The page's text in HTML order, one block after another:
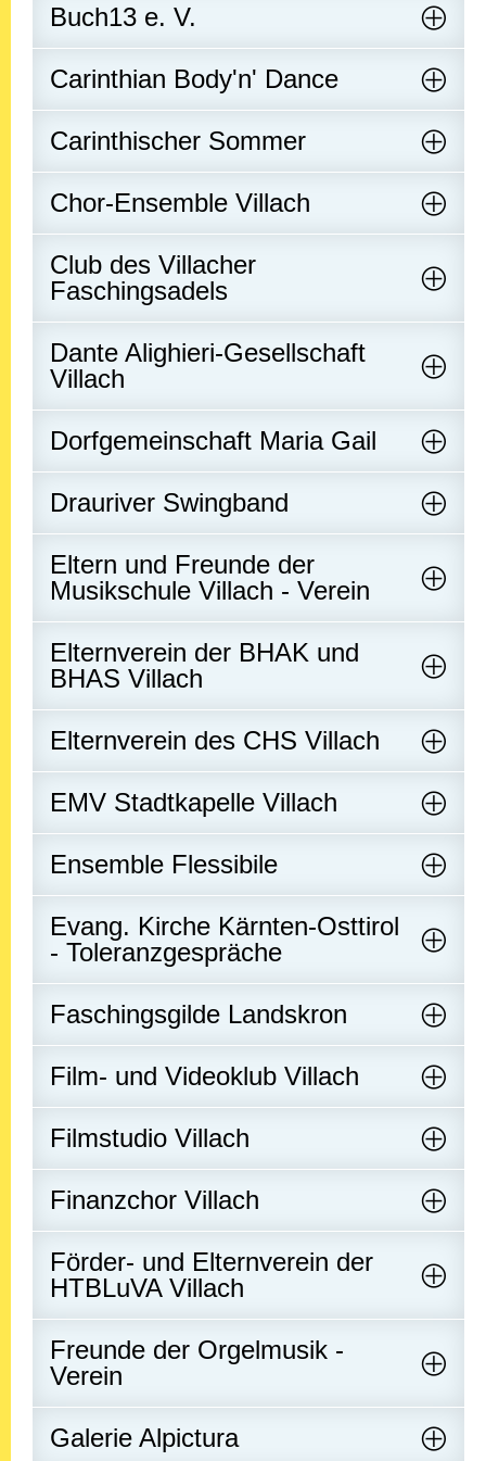
Buch13 e. V.
Carinthian Body'n' Dance
Carinthischer Sommer
Chor-Ensemble Villach
Club des Villacher
Faschingsadels
Dante Alighieri-Gesellschaft
Villach
Dorfgemeinschaft Maria Gail
Drauriver Swingband
Eltern und Freunde der
Musikschule Villach - Verein
Elternverein der BHAK und
BHAS Villach
Elternverein des CHS Villach
EMV Stadtkapelle Villach
Ensemble Flessibile
Evang. Kirche Kärnten-Osttirol
- Toleranzgespräche
Faschingsgilde Landskron
Film- und Videoklub Villach
Filmstudio Villach
Finanzchor Villach
Förder- und Elternverein der
HTBLuVA Villach
Freunde der Orgelmusik -
Verein
Galerie Alpictura